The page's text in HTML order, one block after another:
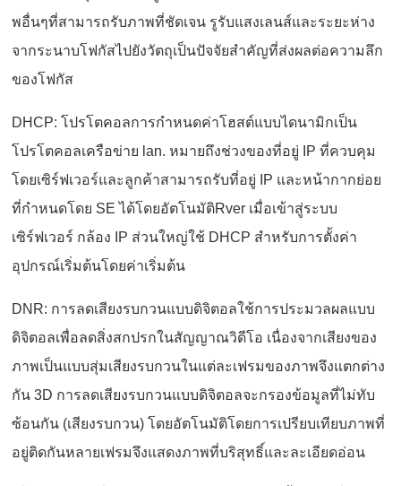
พอื่นๆที่สามารถรับภาพที่ชัดเจน รูรับแสงเลนส์และระยะห่าง
จากระนาบโฟกัสไปยังวัตถุเป็นปัจจัยสำคัญที่ส่งผลต่อความลึก
ของโฟกัส
DHCP: โปรโตคอลการกำหนดค่าโฮสต์แบบไดนามิกเป็น
โปรโตคอลเครือข่าย lan. หมายถึงช่วงของที่อยู่ IP ที่ควบคุม
โดยเซิร์ฟเวอร์และลูกค้าสามารถรับที่อยู่ IP และหน้ากากย่อย
ที่กำหนดโดย SE ได้โดยอัตโนมัติRver เมื่อเข้าสู่ระบบ
เซิร์ฟเวอร์ กล้อง IP ส่วนใหญ่ใช้ DHCP สำหรับการตั้งค่า
อุปกรณ์เริ่มต้นโดยค่าเริ่มต้น
DNR: การลดเสียงรบกวนแบบดิจิตอลใช้การประมวลผลแบบ
ดิจิตอลเพื่อลดสิ่งสกปรกในสัญญาณวิดีโอ เนื่องจากเสียงของ
ภาพเป็นแบบสุ่มเสียงรบกวนในแต่ละเฟรมของภาพจึงแตกต่าง
กัน 3D การลดเสียงรบกวนแบบดิจิตอลจะกรองข้อมูลที่ไม่ทับ
ซ้อนกัน (เสียงรบกวน) โดยอัตโนมัติโดยการเปรียบเทียบภาพที่
อยู่ติดกันหลายเฟรมจึงแสดงภาพที่บริสุทธิ์และละเอียดอ่อน